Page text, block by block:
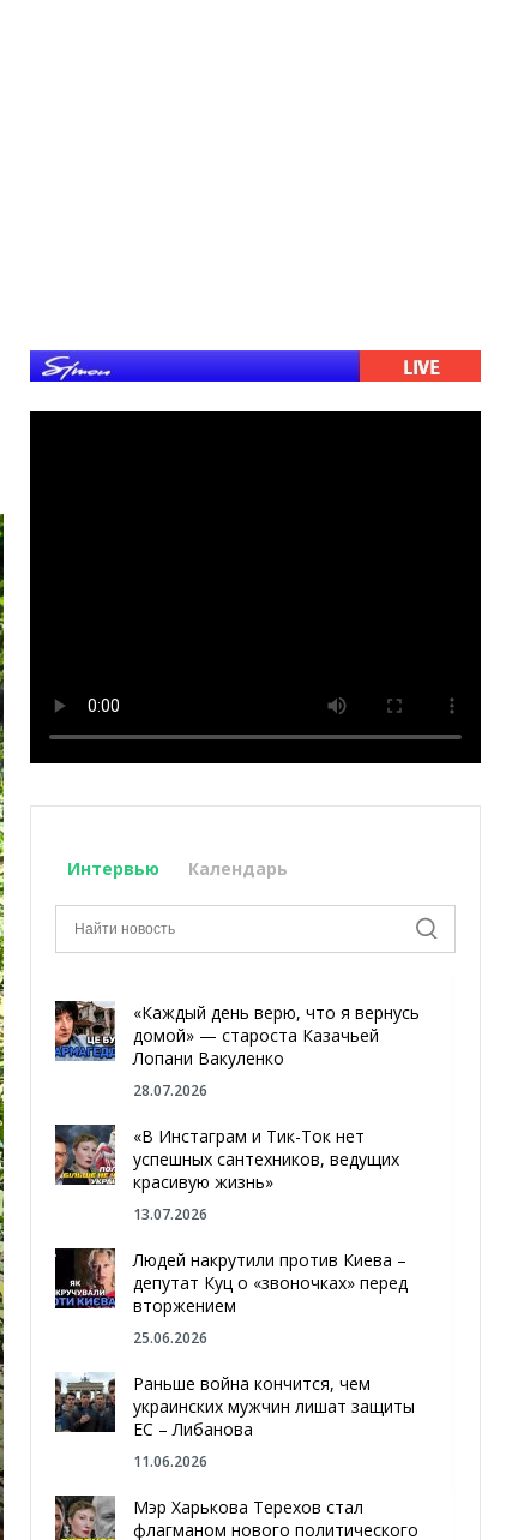
Интервью Календарь
«Каждый день верю, что я вернусь
домой» — староста Казачьей
Лопани Вакуленко
28.07.2026
«В Инстаграм и Тик-Ток нет
успешных сантехников, ведущих
красивую жизнь»
13.07.2026
Людей накрутили против Киева –
депутат Куц о «звоночках» перед
вторжением
25.06.2026
Раньше война кончится, чем
украинских мужчин лишат защиты
ЕС – Либанова
11.06.2026
Мэр Харькова Терехов стал
флагманом нового политического